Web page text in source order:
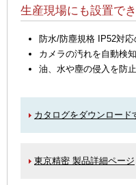
生産現場にも設置で
防水/防塵規格 IP52対応
カメラの汚れを自動検
油、水や塵の侵入を防
カタログをダウンロード
東京精密 製品詳細ページ